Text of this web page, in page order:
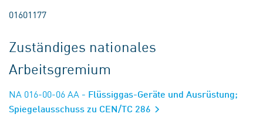
01601177
Zuständiges nationales
Arbeitsgremium
NA 016-00-06 AA - Flüssiggas-Geräte und Ausrüstung;
Spiegelausschuss zu CEN/TC 286